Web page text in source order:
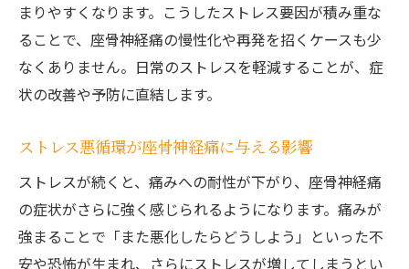
まりやすくなります。こうしたストレス要因が積み重な
ることで、座骨神経痛の慢性化や再発を招くケースも少
なくありません。日常のストレスを軽減することが、症
状の改善や予防に直結します。
ストレス悪循環が座骨神経痛に与える影響
ストレスが続くと、痛みへの耐性が下がり、座骨神経痛
の症状がさらに強く感じられるようになります。痛みが
強まることで「また悪化したらどうしよう」といった不
安や恐怖が生まれ、さらにストレスが増してしまうとい